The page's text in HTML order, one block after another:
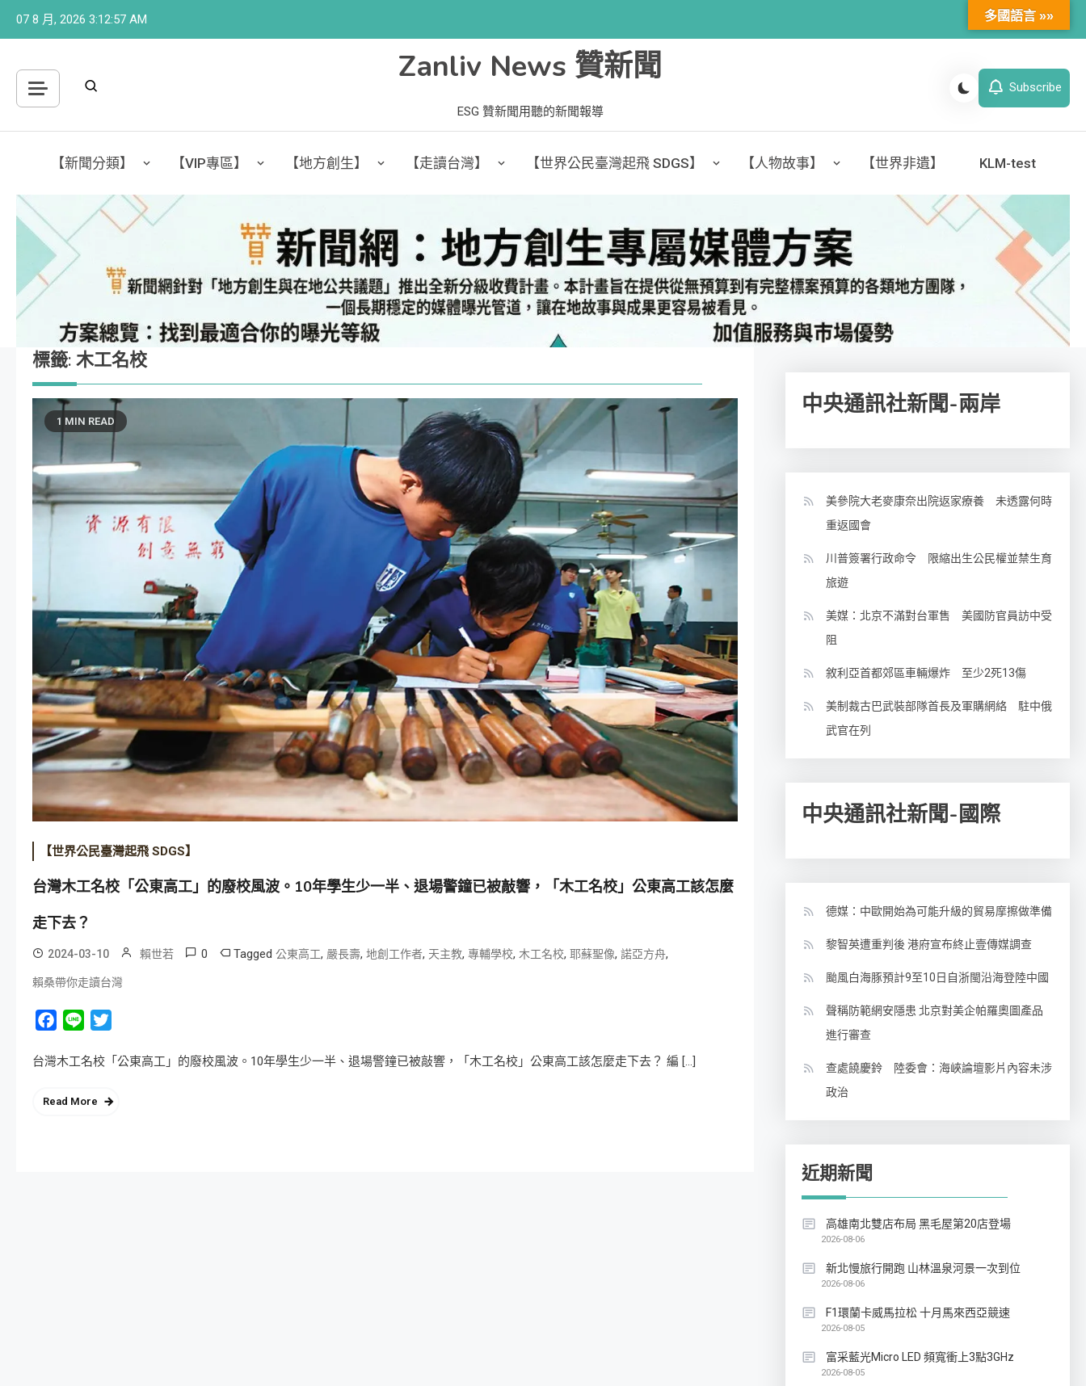
07 8 月, 2026 3:12:58 AM
Zanliv News 贊新聞
ESG 贊新聞用聽的新聞報導
Subscribe
【新聞分類】 【VIP專區】 【地方創生】 【走讀台灣】 【世界公民臺灣起飛 SDGS】 【人物故事】 【世界非遺】 KLM-test
標籤: 木工名校
1 MIN READ
【世界公民臺灣起飛 SDGS】
台灣木工名校「公東高工」的廢校風波。10年學生少一半、退場警鐘已被敲響，「木工名校」公東高工該怎麼
走下去？
2024-03-10 賴世若 0 Tagged 公東高工, 嚴長壽, 地創工作者, 天主教, 專輔學校, 木工名校, 耶蘇聖像, 諾亞方舟,
賴桑帶你走讀台灣
Facebook
Line
台灣木工名校「公東高工」的廢校風波。10年學生少一半、退場警鐘已被敲響，「木工名校」公東高工該怎麼走下去？ 編 […]
Read More
中央通訊社新聞-兩岸
美參院大老麥康奈出院返家療養 未透露何時
重返國會
川普簽署行政命令 限縮出生公民權並禁生育
旅遊
美媒：北京不滿對台軍售 美國防官員訪中受
阻
敘利亞首都郊區車輛爆炸 至少2死13傷
美制裁古巴武裝部隊首長及軍購網絡 駐中俄
武官在列
中央通訊社新聞-國際
德媒：中歐開始為可能升級的貿易摩擦做準備
黎智英遭重判後 港府宣布終止壹傳媒調查
颱風白海豚預計9至10日自浙閩沿海登陸中國
聲稱防範網安隱患 北京對美企帕羅奧圖產品
進行審查
查處饒慶鈴 陸委會：海峽論壇影片內容未涉
政治
近期新聞
高雄南北雙店布局 黑毛屋第20店登場
2026-08-06
新北慢旅行開跑 山林溫泉河景一次到位
2026-08-06
F1環蘭卡威馬拉松 十月馬來西亞競速
2026-08-05
富采藍光Micro LED 頻寬衝上3點3GHz
2026-08-05
多國語言 »»